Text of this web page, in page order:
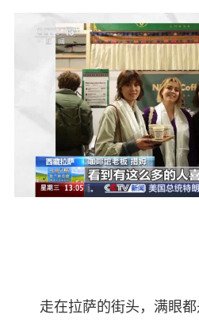
走在拉萨的街头，满眼